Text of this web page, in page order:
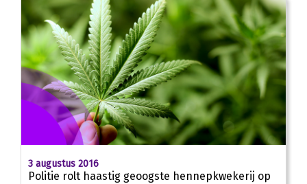
3 augustus 2016
Politie rolt haastig geoogste hennepkwekerij op